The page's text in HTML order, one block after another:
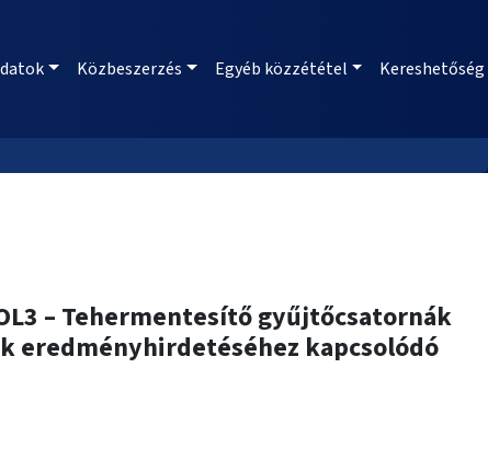
Közbeszerzés Egyéb közzététel Kereshetőség
– Tehermentesítő gyűjtőcsatornák
eredményhirdetéséhez kapcsolódó